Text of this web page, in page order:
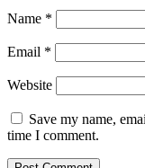
Name *
Email *
Website
Save my name,
time I comment.